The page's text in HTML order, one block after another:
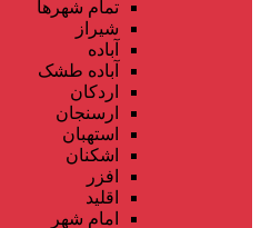
تمام شهر‌ها
شیراز
آباده
آباده طشک
اردکان
ارسنجان
استهبان
اشکنان
افزر
اقلید
امام شهر